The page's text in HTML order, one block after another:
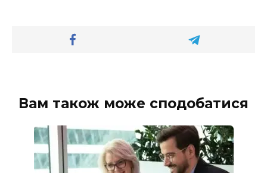
Вам також може сподобатися